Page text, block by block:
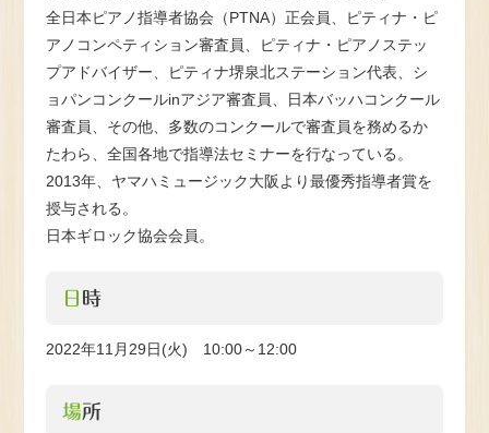
全日本ピアノ指導者協会（PTNA）正会員、ピティナ・ピ
アノコンペティション審査員、ピティナ・ピアノステッ
プアドバイザー、ピティナ堺泉北ステーション代表、シ
ョパンコンクールinアジア審査員、日本バッハコンクール
審査員、その他、多数のコンクールで審査員を務めるか
たわら、全国各地で指導法セミナーを行なっている。
2013年、ヤマハミュージック大阪より最優秀指導者賞を
授与される。
日本ギロック協会会員。
日時
2022年11月29日(火) 10:00～12:00
場所